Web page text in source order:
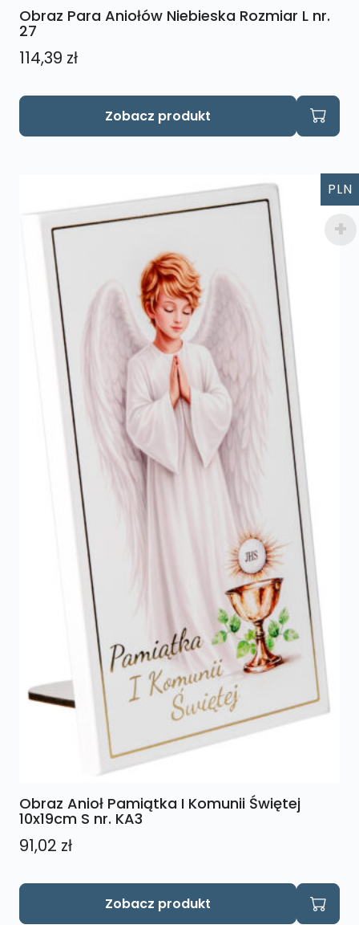
Obraz Para Aniołów Niebieska Rozmiar L nr.
27
114,39 zł
Zobacz produkt
Obraz Anioł Pamiątka I Komunii Świętej
10x19cm S nr. KA3
91,02 zł
Zobacz produkt
PLN